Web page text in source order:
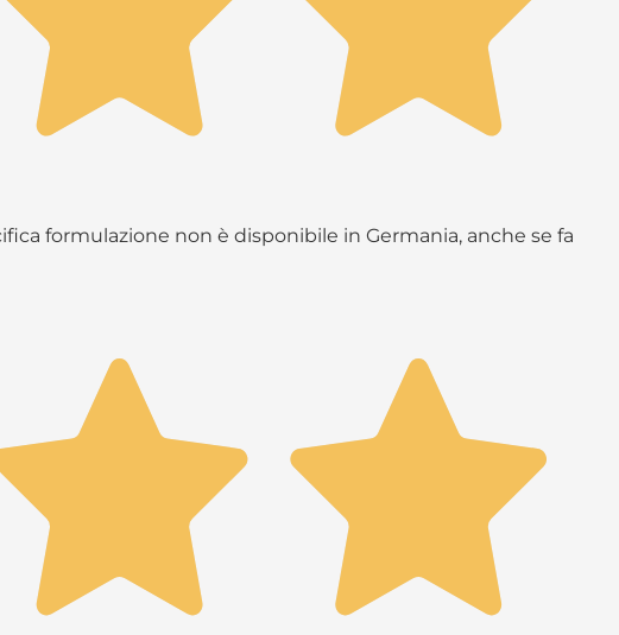
formulazione non è disponibile in Germania, anche se fa